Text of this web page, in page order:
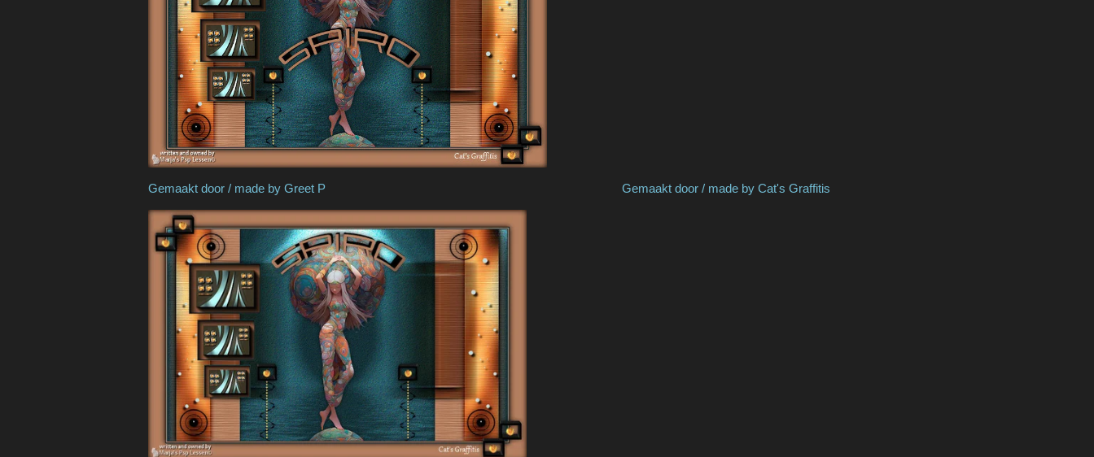
Gemaakt door / made by Greet P Gemaakt door / made by Cat's Graffitis